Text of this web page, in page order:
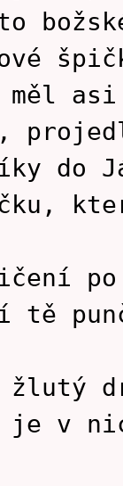
měl
do
tě
žlutý
je v